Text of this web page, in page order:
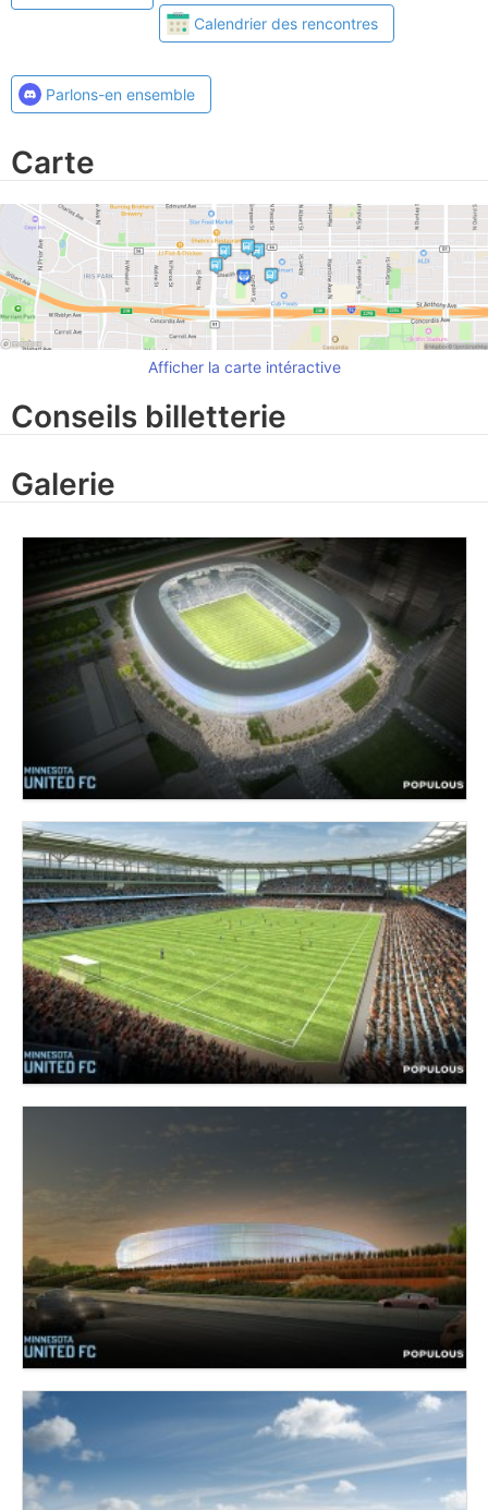
Calendrier des rencontres
Parlons-en ensemble
Carte
Afficher la carte intéractive
Conseils billetterie
Galerie